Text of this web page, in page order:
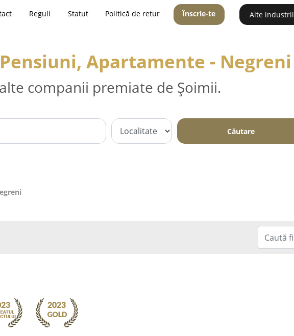
Reguli Statut Politică de retur Înscrie-te Alte industrii
Apartamente - Negreni
companii premiate de Șoimii.
Căutare